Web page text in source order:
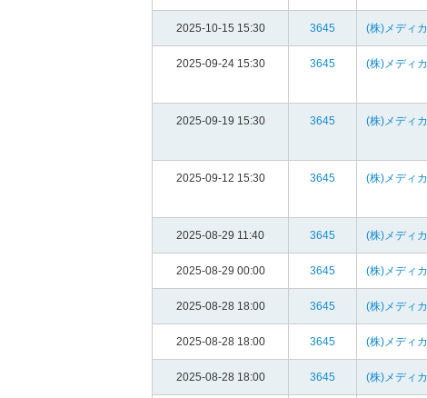
2025-10-15 15:30 3645 (株)メディ
2025-09-24 15:30 3645 (株)メディ
2025-09-19 15:30 3645 (株)メディ
2025-09-12 15:30 3645 (株)メディ
2025-08-29 11:40 3645 (株)メディ
2025-08-29 00:00 3645 (株)メディ
2025-08-28 18:00 3645 (株)メディ
2025-08-28 18:00 3645 (株)メディ
2025-08-28 18:00 3645 (株)メディ